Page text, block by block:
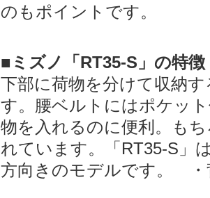
レンタル期間中存分に、
商品をご利用ください。
ご返却前に、コ
お問合せフォーム
コールセンタ
のもポイントです。
■ミズノ「RT35-S」の特徴
下部に荷物を分けて収納
す。腰ベルトにはポケッ
物を入れるのに便利。も
れています。「RT35-S」
方向きのモデルです。